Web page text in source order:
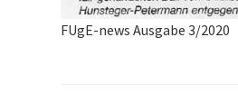
FUgE-news Ausgabe 3/2020